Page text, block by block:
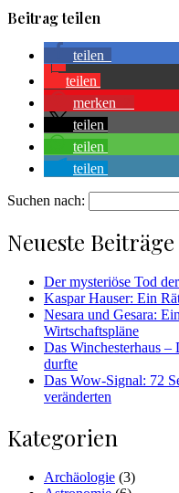
Beitrag teilen
teilen
teilen
merken
teilen
teilen
teilen
Suchen nach:
Neueste Beiträge
Der mysteriöse Tod
Kaspar Hauser: Ein
Nesara und Gesara:
Wirtschaftspläne
Das Winchesterhaus –
durfte
Das Wow-Signal: 72
veränderten
Kategorien
Archäologie (3)